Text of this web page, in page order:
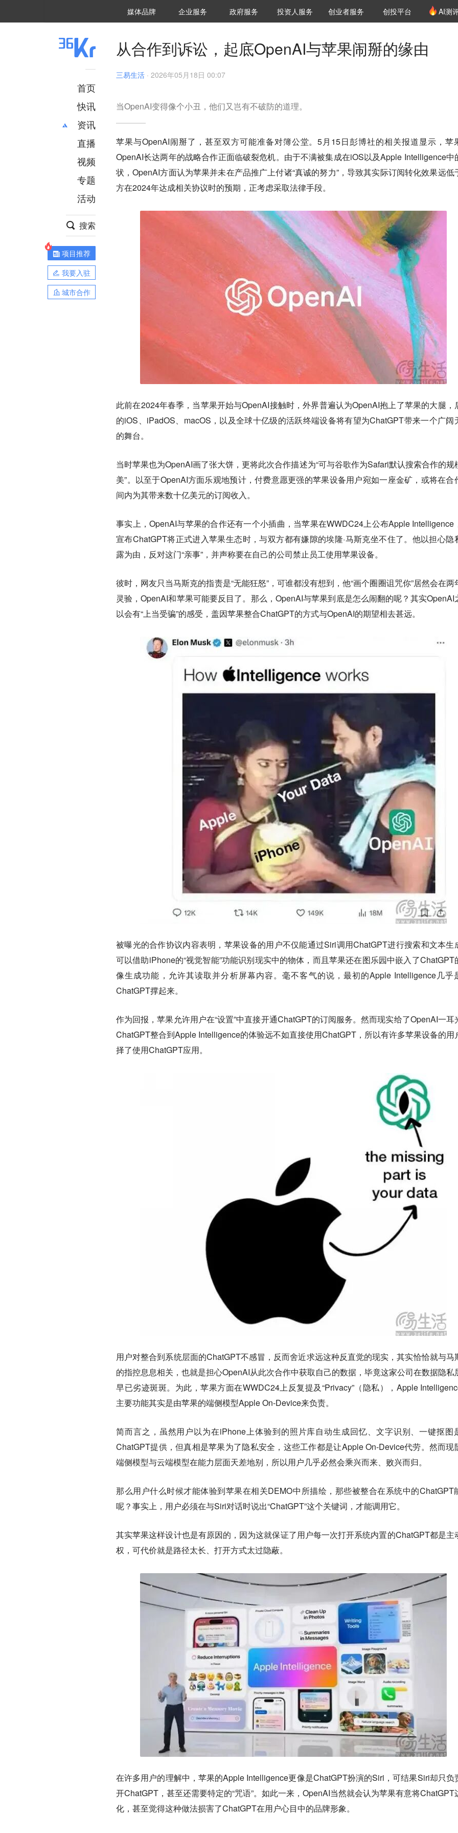
媒体品牌 36Kr研究院
企业服务 城市之窗
政府服务 VClub投资机构库
投资机构职位推介
投资人服务 创投氪堂
创业者服务 创投平台 AI测
首页
快讯
资讯
推荐
财经
项目推荐
安徽
直播
视频
专题
活动
搜索
项目推荐
我要入驻
城市合作
从合作到诉讼，起底OpenAI与苹果闹掰的缘由
三易生活 · 2026年05月18日 00:07
当OpenAI变得像个小丑，他们又岂有不破防的道理。
苹果与OpenAI闹掰了，甚至双方可能准备对簿公堂。5月15日彭博社的相关报道显示，苹
OpenAI长达两年的战略合作正面临破裂危机。由于不满被集成在iOS以及Apple Intelligence中
状，OpenAI方面认为苹果并未在产品推广上付诸“真诚的努力”，导致其实际订阅转化效果远低
方在2024年达成相关协议时的预期，正考虑采取法律手段。
此前在2024年春季，当苹果开始与OpenAI接触时，外界普遍认为OpenAI抱上了苹果的大腿，
的iOS、iPadOS、macOS，以及全球十亿级的活跃终端设备将有望为ChatGPT带来一个广阔
的舞台。
当时苹果也为OpenAI画了张大饼，更将此次合作描述为“可与谷歌作为Safari默认搜索合作的规
美”。以至于OpenAI方面乐观地预计，付费意愿更强的苹果设备用户宛如一座金矿，或将在合
间内为其带来数十亿美元的订阅收入。
事实上，OpenAI与苹果的合作还有一个小插曲，当苹果在WWDC24上公布Apple Intelligence
宣布ChatGPT将正式进入苹果生态时，与双方都有嫌隙的埃隆·马斯克坐不住了。他以担心隐
露为由，反对这门“亲事”，并声称要在自己的公司禁止员工使用苹果设备。
彼时，网友只当马斯克的指责是“无能狂怒”，可谁都没有想到，他“画个圈圈诅咒你”居然会在两
灵验，OpenAI和苹果可能要反目了。那么，OpenAI与苹果到底是怎么闹翻的呢？其实OpenAI
以会有“上当受骗”的感受，盖因苹果整合ChatGPT的方式与OpenAI的期望相去甚远。
被曝光的合作协议内容表明，苹果设备的用户不仅能通过Siri调用ChatGPT进行搜索和文本生
可以借助iPhone的“视觉智能”功能识别现实中的物体，而且苹果还在图乐园中嵌入了ChatGPT
像生成功能，允许其读取并分析屏幕内容。毫不客气的说，最初的Apple Intelligence几乎
ChatGPT撑起来。
作为回报，苹果允许用户在“设置”中直接开通ChatGPT的订阅服务。然而现实给了OpenAI一耳
ChatGPT整合到Apple Intelligence的体验远不如直接使用ChatGPT，所以有许多苹果设备的用
择了使用ChatGPT应用。
用户对整合到系统层面的ChatGPT不感冒，反而舍近求远这种反直觉的现实，其实恰恰就与马
的指控息息相关，也就是担心OpenAI从此次合作中获取自己的数据，毕竟这家公司在数据隐私
早已劣迹斑斑。为此，苹果方面在WWDC24上反复提及“Privacy”（隐私），Apple
主要功能其实是由苹果的端侧模型Apple On-Device来负责。
简而言之，虽然用户以为在iPhone上体验到的照片库自动生成回忆、文字识别、一键抠图
ChatGPT提供，但真相是苹果为了隐私安全，这些工作都是让Apple On-Device代劳。然而现
端侧模型与云端模型在能力层面天差地别，所以用户几乎必然会乘兴而来、败兴而归。
那么用户什么时候才能体验到苹果在相关DEMO中所描绘，那些被整合在系统中的ChatGPT
呢？事实上，用户必须在与Siri对话时说出“ChatGPT”这个关键词，才能调用它。
其实苹果这样设计也是有原因的，因为这就保证了用户每一次打开系统内置的ChatGPT都是主
权，可代价就是路径太长、打开方式太过隐蔽。
在许多用户的理解中，苹果的Apple Intelligence更像是ChatGPT扮演的Siri，可结果Siri却只负
开ChatGPT，甚至还需要特定的“咒语”。如此一来，OpenAI当然就会认为苹果有意将ChatGPT
化，甚至觉得这种做法损害了ChatGPT在用户心目中的品牌形象。